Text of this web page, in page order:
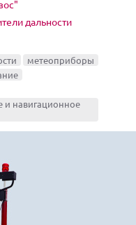
дальности
метеоприборы
и навигационное